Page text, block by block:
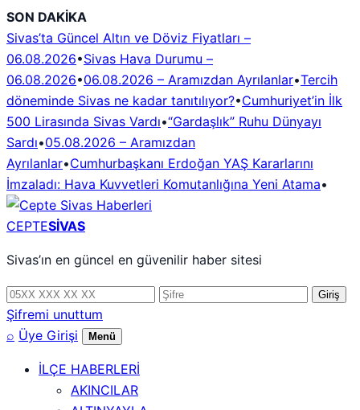
İçeriğe
geç
SON DAKİKA
Sivas’ta Güncel Altın ve Döviz Fiyatları –
06.08.2026•Sivas Hava Durumu –
06.08.2026•06.08.2026 – Aramızdan Ayrılanlar•Tercih
döneminde Sivas ne kadar tanıtılıyor?•Cumhuriyet’in İlk
500 Lirasında Sivas Vardı•“Gardaşlık” Ruhu Dünyayı
Sardı•05.08.2026 – Aramızdan
Ayrılanlar•Cumhurbaşkanı Erdoğan YAŞ Kararlarını
İmzaladı: Hava Kuvvetleri Komutanlığına Yeni Atama•
CEPTESİVAS
Sivas’ın en güncel en güvenilir haber sitesi
Telefon
numarası
Şifre Giriş
Şifremi unuttum
⌕ Üye Girişi Menü
İLÇE HABERLERİ
AKINCILAR